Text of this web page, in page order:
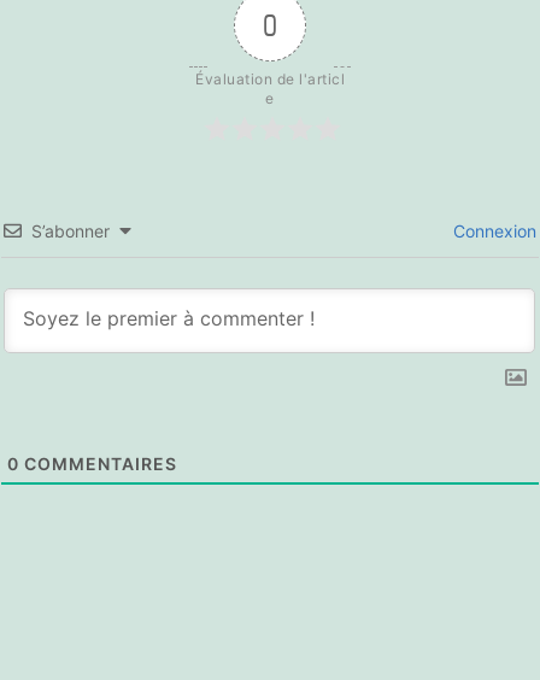
0
Évaluation de l'articl
e
S’abonner Connexion
0 COMMENTAIRES